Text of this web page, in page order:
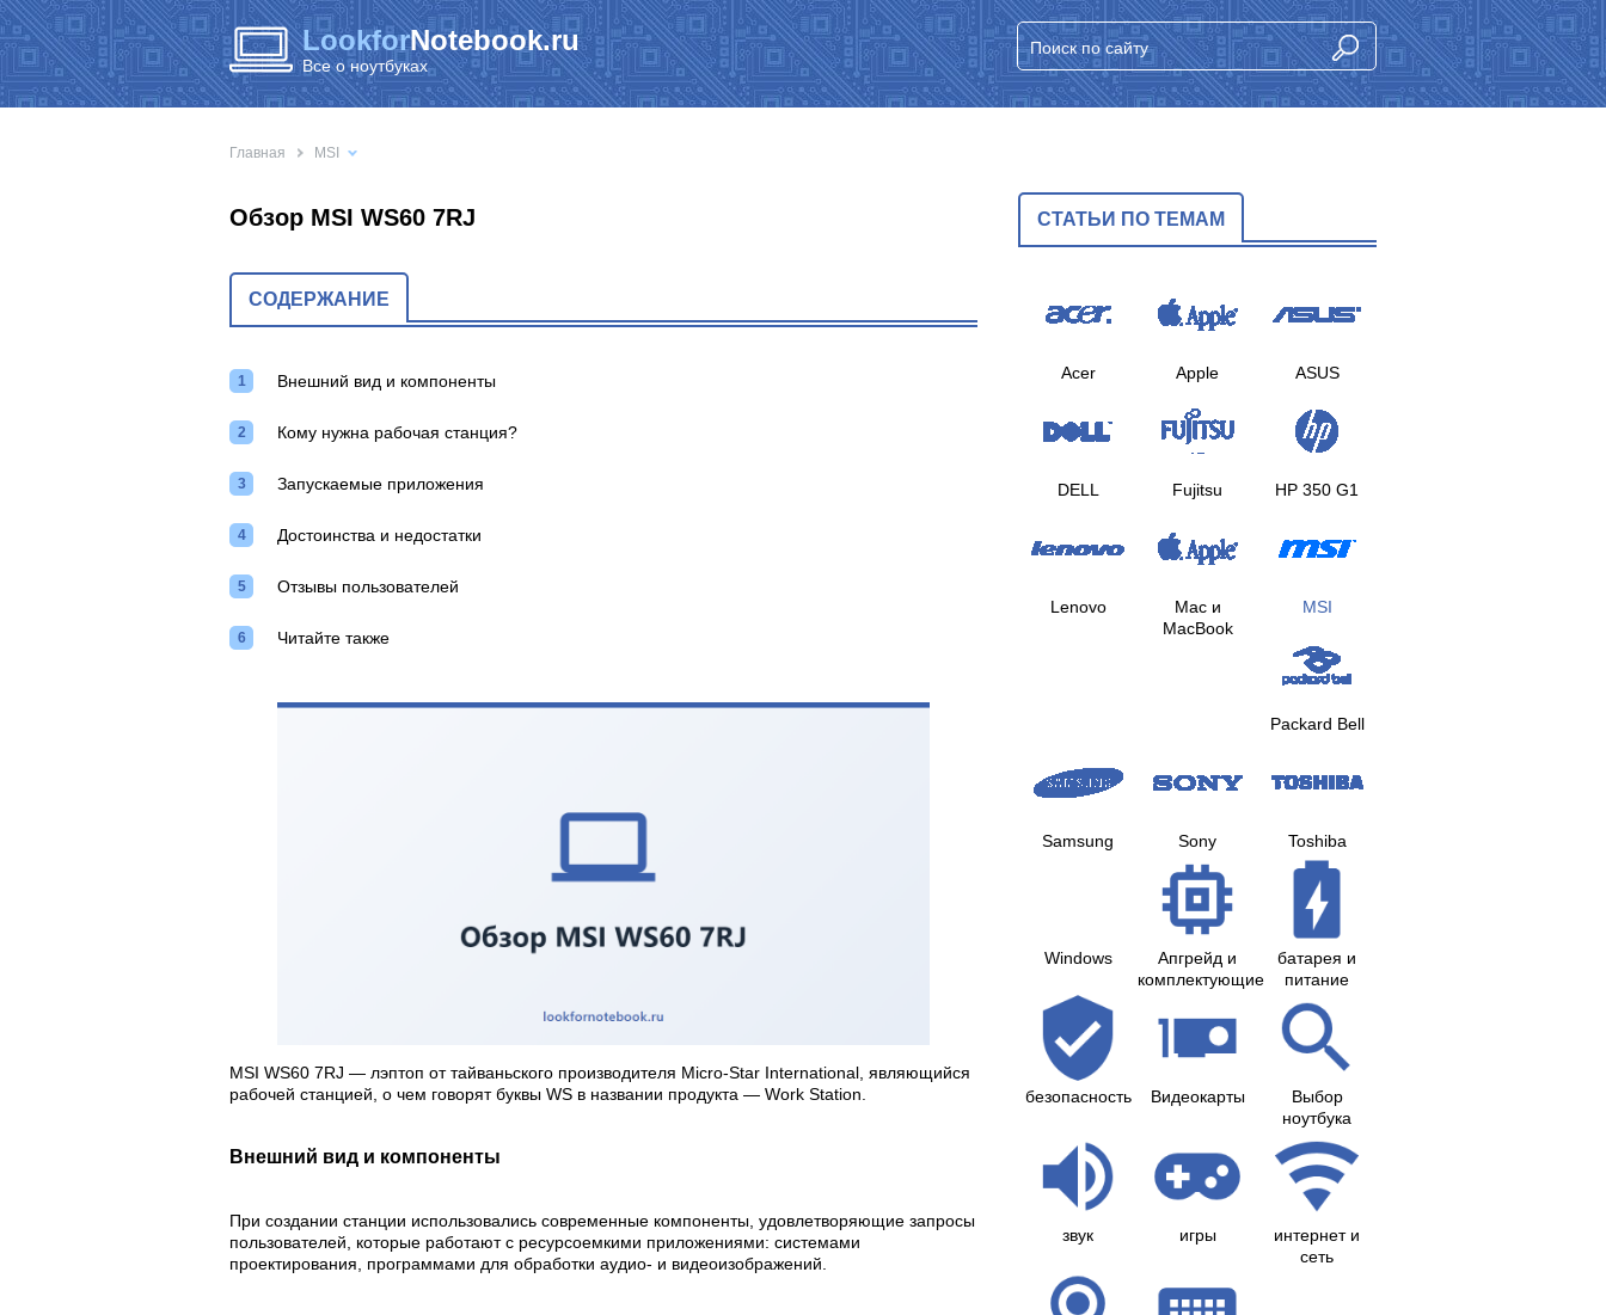
LookforNotebook.ru
Все о ноутбуках
Главная MSI
Обзор MSI WS60 7RJ
СОДЕРЖАНИЕ
Внешний вид и компоненты
Кому нужна рабочая станция?
Запускаемые приложения
Достоинства и недостатки
Отзывы пользователей
Читайте также
MSI WS60 7RJ — лэптоп от тайваньского производителя Micro-Star International, являющийся
рабочей станцией, о чем говорят буквы WS в названии продукта — Work Station.
Внешний вид и компоненты
При создании станции использовались современные компоненты, удовлетворяющие запросы
пользователей, которые работают с ресурсоемкими приложениями: системами
проектирования, программами для обработки аудио- и видеоизображений.
СТАТЬИ ПО ТЕМАМ
Acer Apple ASUS
DELL Fujitsu HP 350 G1
Lenovo
Mac и
MacBook
MSI
Packard Bell
Samsung Sony Toshiba
Windows
Апгрейд и
комплектующие
батарея и
питание
безопасность Видеокарты
Выбор
ноутбука
звук игры
интернет и
сеть